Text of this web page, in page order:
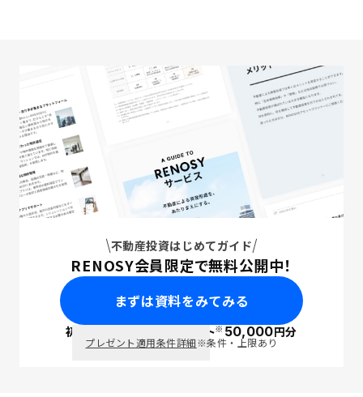
不動産投資はじめてガイド
RENOSY会員限定で無料公開中！
まずは資料をみてみる
初回面談で ポイント※50,000円分
プレゼント適用条件詳細※条件・上限あり